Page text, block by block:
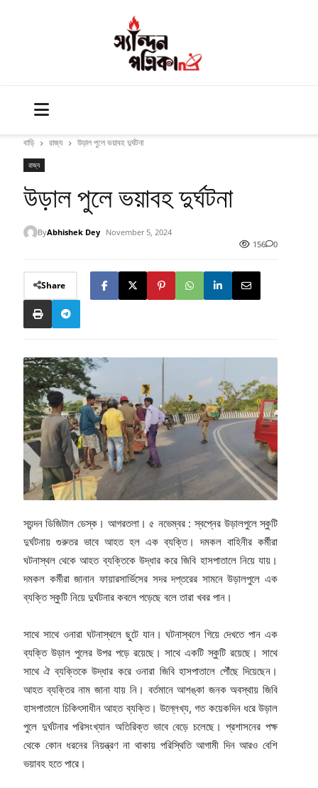
বাড়ি রাজ্য উড়াল পুলে ভয়াবহ দুর্ঘটনা
রাজ্য
উড়াল পুলে ভয়াবহ দুর্ঘটনা
ByAbhishek Dey
November 5, 2024
156
0
Share
স্যন্দন ডিজিটাল ডেস্ক। আগরতলা। ৫ নভেম্বর : স্বপ্নের উড়ালপুলে স্কুটি
দুর্ঘটনায় গুরুতর ভাবে আহত হল এক ব্যক্তি। দমকল বাহিনীর কর্মীরা
ঘটনাস্থল থেকে আহত ব্যক্তিকে উদ্ধার করে জিবি হাসপাতালে নিয়ে যায়।
দমকল কর্মীরা জানান ফায়ারসার্ভিসের সদর দপ্তরের সামনে উড়ালপুলে এক
ব্যক্তি স্কুটি নিয়ে দুর্ঘটনার কবলে পড়েছে বলে তারা খবর পান।
সাথে সাথে ওনারা ঘটনাস্থলে ছুটে যান। ঘটনাস্থলে গিয়ে দেখতে পান এক
ব্যক্তি উড়াল পুলের উপর পড়ে রয়েছে। সাথে একটি স্কুটি রয়েছে। সাথে
সাথে ঐ ব্যক্তিকে উদ্ধার করে ওনারা জিবি হাসপাতালে পৌঁছে দিয়েছেন।
আহত ব্যক্তির নাম জানা যায় নি। বর্তমানে আশঙ্কা জনক অবস্থায় জিবি
হাসপাতালে চিকিৎসাধীন আহত ব্যক্তি। উল্লেখ্য, গত কয়েকদিন ধরে উড়াল
পুলে দুর্ঘটনার পরিসংখ্যান অতিরিক্ত ভাবে বেড়ে চলেছে। প্রশাসনের পক্ষ
থেকে কোন ধরনের নিয়ন্ত্রণ না থাকায় পরিস্থিতি আগামী দিন আরও বেশি
ভয়াবহ হতে পারে।